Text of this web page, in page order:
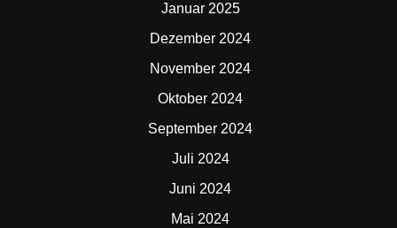
Januar 2025
Dezember 2024
November 2024
Oktober 2024
September 2024
Juli 2024
Juni 2024
Mai 2024